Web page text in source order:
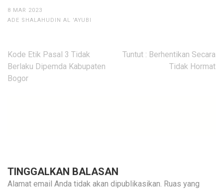
8 MAR 2023
ADE SHALAHUDIN AL 'AYUBI
Navigasi
pos
Kode Etik Pasal 3 Tidak
Berlaku Dipemda Kabupaten
Bogor
Tuntut : Berhentikan Secara
Tidak Hormat
TINGGALKAN BALASAN
Alamat email Anda tidak akan dipublikasikan. Ruas yang